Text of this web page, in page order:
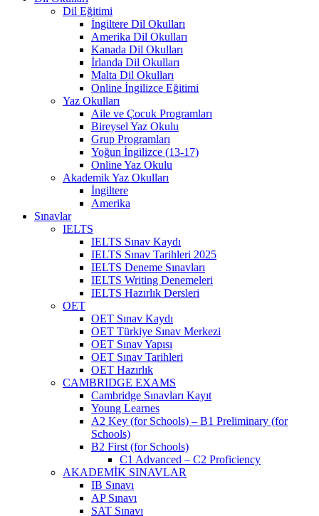
Dil Eğitimi
İngiltere Dil Okulları
Amerika Dil Okulları
Kanada Dil Okulları
İrlanda Dil Okulları
Malta Dil Okulları
Online İngilizce Eğitimi
Yaz Okulları
Aile ve Çocuk Programları
Bireysel Yaz Okulu
Grup Programları
Yoğun İngilizce (13-17)
Online Yaz Okulu
Akademik Yaz Okulları
İngiltere
Amerika
Sınavlar
IELTS
IELTS Sınav Kaydı
IELTS Sınav Tarihleri 2025
IELTS Deneme Sınavları
IELTS Writing Denemeleri
IELTS Hazırlık Dersleri
OET
OET Sınav Kaydı
OET Türkiye Sınav Merkezi
OET Sınav Yapısı
OET Sınav Tarihleri
OET Hazırlık
CAMBRIDGE EXAMS
Cambridge Sınavları Kayıt
Young Learnes
A2 Key (for Schools) – B1 Preliminary (for
Schools)
B2 First (for Schools)
C1 Advanced – C2 Proficiency
AKADEMİK SINAVLAR
IB Sınavı
AP Sınavı
SAT Sınavı